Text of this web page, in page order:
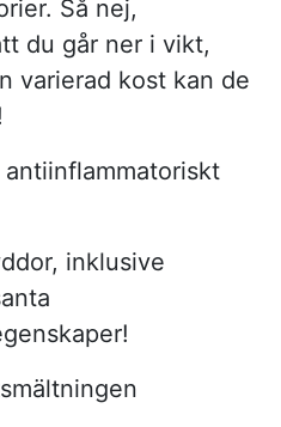
Så nej,
du går ner i vikt,
varierad kost kan de
inklusive